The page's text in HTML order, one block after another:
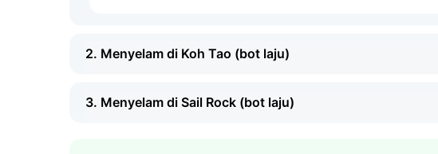
2. Menyelam di Koh Tao (bot laju)
3. Menyelam di Sail Rock (bot laju)